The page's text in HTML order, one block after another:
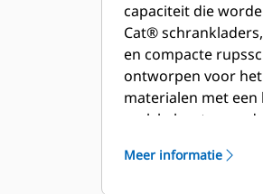
capaciteit die
Cat®
en compacte
ontworpen voor
materialen met een
mulch,
Meer informatie